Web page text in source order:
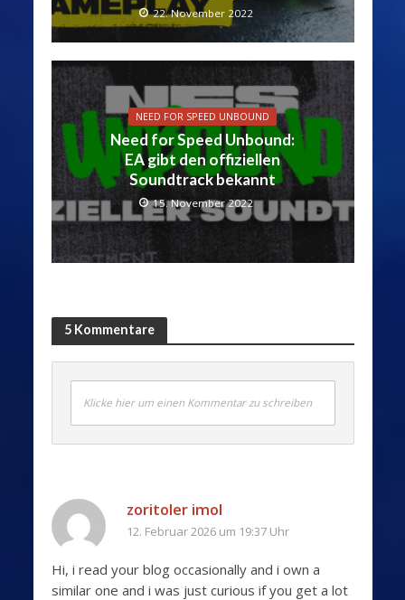
22. November 2022
NEED FOR SPEED UNBOUND
Need for Speed Unbound:
EA gibt den offiziellen
Soundtrack bekannt
15. November 2022
5 Kommentare
Klicke hier um einen Kommentar zu schreiben
zoritoler imol
12. Februar 2026 um 19:37 Uhr
Hi, i read your blog occasionally and i own a
similar one and i was just curious if you get a lot